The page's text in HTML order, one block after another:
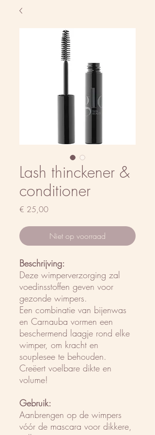
Lash thinckener &
conditioner
€ 25,00Prijs
Niet op voorraad
Beschrijving:
Deze wimperverzorging zal
voedinsstoffen geven voor
gezonde wimpers.
Een combinatie van bijenwas
en Carnauba vormen een
beschermend laagje rond elke
wimper, om kracht en
souplesee te behouden.
Creëert voelbare dikte en
volume!
Gebruik:
Aanbrengen op de wimpers
vóór de mascara voor dikkere,